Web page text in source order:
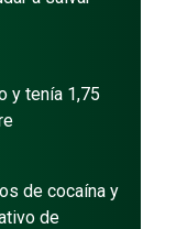
y tenía 1,75
de cocaína y
de